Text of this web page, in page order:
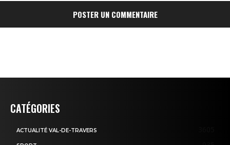
CATÉGORIES
ACTUALITÉ VAL-DE-TRAVERS